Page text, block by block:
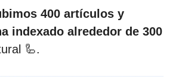
400 artículos y
indexado alrededor de 300
🦾.